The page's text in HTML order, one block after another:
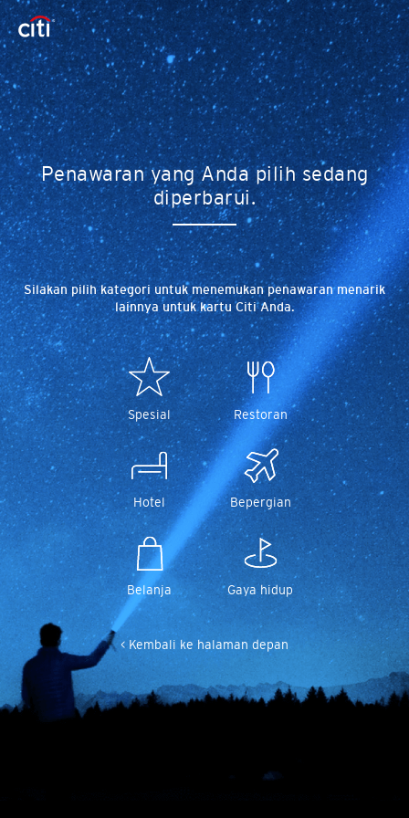
Penawaran yang Anda pilih sedang
diperbarui.
Silakan pilih kategori untuk menemukan penawaran menarik
lainnya untuk kartu Citi Anda.
Spesial Restoran
Hotel Bepergian
Belanja Gaya hidup
< Kembali ke halaman depan